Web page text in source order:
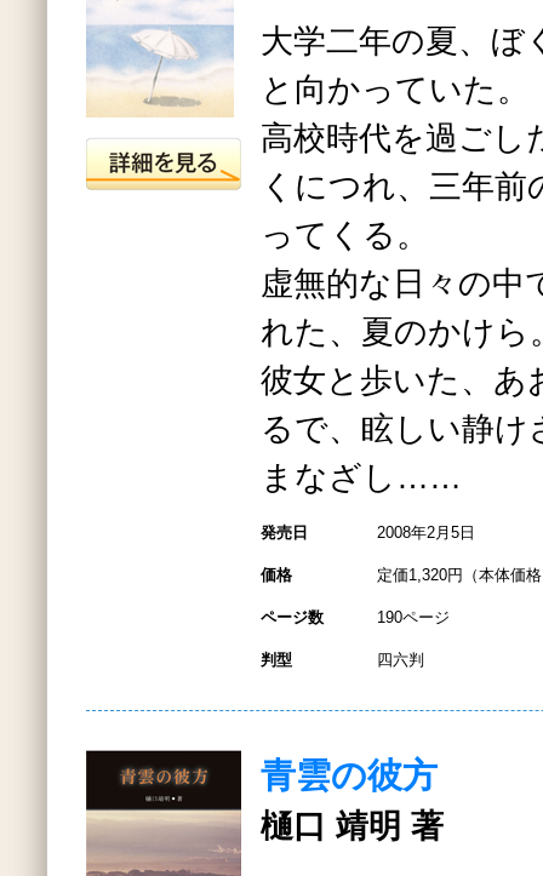
大学二年の夏、ぼ
と向かっていた。
高校時代を過ごし
くにつれ、三年
ってくる。
虚無的な日々の中
れた、夏のかけら
彼女と歩いた、あ
るで、眩しい静
まなざし……
発売日 2008年2月5日
価格 定価1,320円（本体価
ページ数 190ページ
判型 四六判
青雲の彼方
樋口 靖明 著